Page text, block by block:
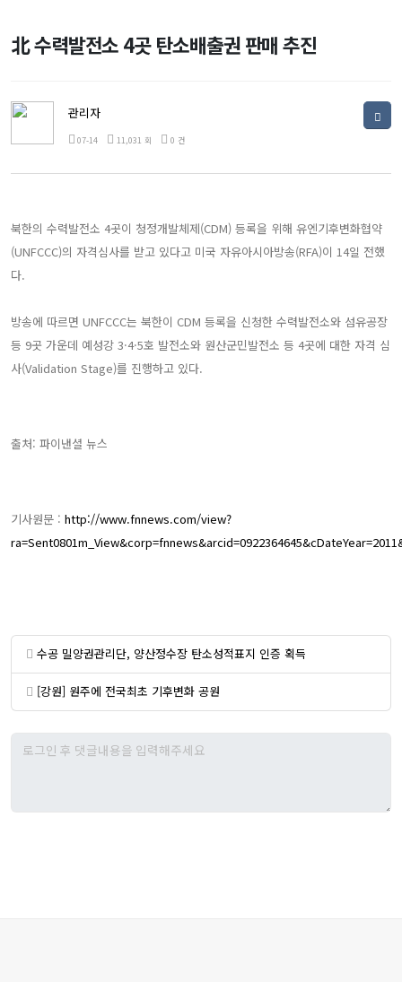
北 수력발전소 4곳 탄소배출권 판매 추진
관리자
07-14 11,031 회 0 건
북한의 수력발전소 4곳이 청정개발체제(CDM) 등록을 위해 유엔기후변화협약
(UNFCCC)의 자격심사를 받고 있다고 미국 자유아시아방송(RFA)이 14일 전했
다.
방송에 따르면 UNFCCC는 북한이 CDM 등록을 신청한 수력발전소와 섬유공장
등 9곳 가운데 예성강 3·4·5호 발전소와 원산군민발전소 등 4곳에 대한 자격 심
사(Validation Stage)를 진행하고 있다.
출처: 파이낸셜 뉴스
기사원문 : http://www.fnnews.com/view?
수공 밀양권관리단, 양산정수장 탄소성적표지 인증 획득
[강원] 원주에 전국최초 기후변화 공원